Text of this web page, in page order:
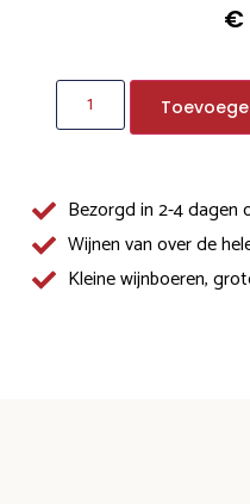
€
Bezorgd in 2-4 dagen
Wijnen van over de
Kleine wijnboeren,